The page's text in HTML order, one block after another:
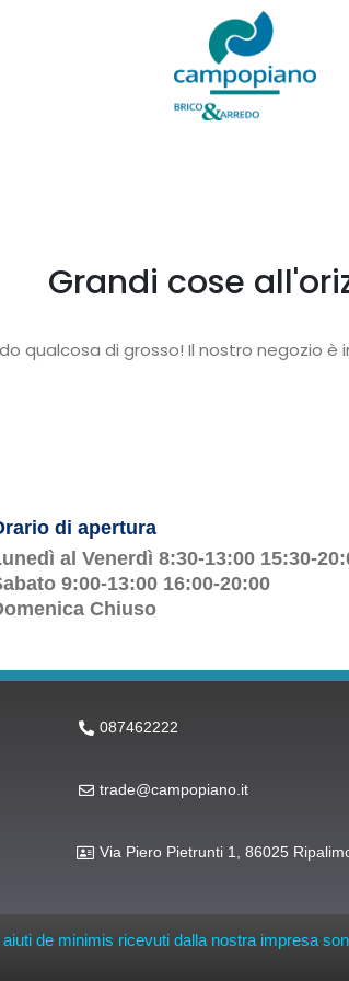
Grandi cose
qualcosa di grosso! Il nostro negozio è
di apertura
al Venerdì 8:30-13:00 15:30-
9:00-13:00 16:00-20:00
Chiuso
087462222
trade@campopiano.it
Via Piero Pietrunti 1, 86025
de minimis ricevuti dalla nostra impresa